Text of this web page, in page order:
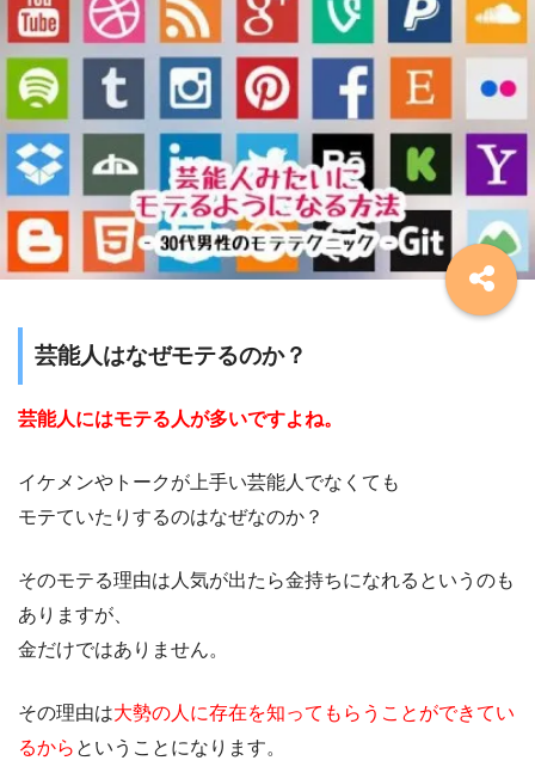
芸能人はなぜモテるのか？
芸能人にはモテる人が多いですよね。
イケメンやトークが上手い芸能人でなくても
モテていたりするのはなぜなのか？
そのモテる理由は人気が出たら金持ちになれるというのも
ありますが、
金だけではありません。
その理由は大勢の人に存在を知ってもらうことができてい
るから ということになります。